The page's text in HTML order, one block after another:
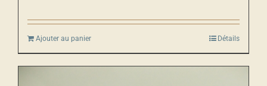
Ajouter au panier Détails